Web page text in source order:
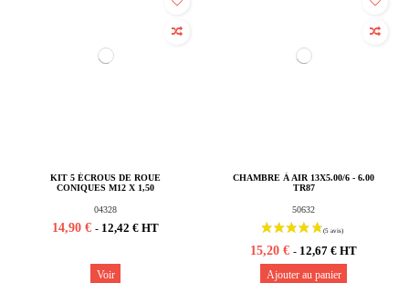
KIT 5 ÉCROUS DE ROUE
CONIQUES M12 X 1,50
04328
14,90 € - 12,42 € HT
Voir
CHAMBRE À AIR 13X5.00/6 - 6.00
TR87
50632
15,20 € - 12,67 € HT
Ajouter au panier